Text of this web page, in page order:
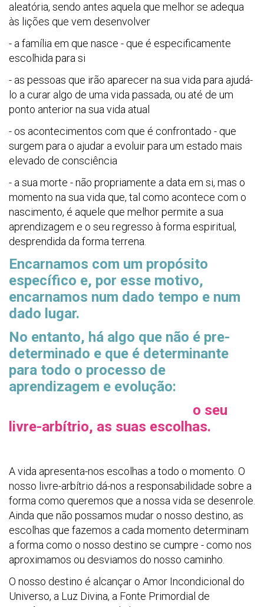
aleatória, sendo antes aquela que melhor se adequa
às lições que vem desenvolver
- a família em que nasce - que é especificamente
escolhida para si
- as pessoas que irão aparecer na sua vida para ajudá-
lo a curar algo de uma vida passada, ou até de um
ponto anterior na sua vida atual
- os acontecimentos com que é confrontado - que
surgem para o ajudar a evoluir para um estado mais
elevado de consciência
- a sua morte - não propriamente a data em si, mas o
momento na sua vida que, tal como acontece com o
nascimento, é aquele que melhor permite a sua
aprendizagem e o seu regresso à forma espiritual,
desprendida da forma terrena.
Encarnamos com um propósito
específico e, por esse motivo,
encarnamos num dado tempo e num
dado lugar.
No entanto, há algo que não é pre-
determinado e que é determinante
para todo o processo de
aprendizagem e evolução:
o seu
livre-arbítrio, as suas escolhas.
A vida apresenta-nos escolhas a todo o momento. O
nosso livre-arbítrio dá-nos a responsabilidade sobre a
forma como queremos que a nossa vida se desenrole.
Ainda que não possamos mudar o nosso destino, as
escolhas que fazemos a cada momento determinam
a forma como o nosso destino se cumpre - como nos
aproximamos ou desviamos do nosso caminho.
O nosso destino é alcançar o Amor Incondicional do
Universo, a Luz Divina, a Fonte Primordial de